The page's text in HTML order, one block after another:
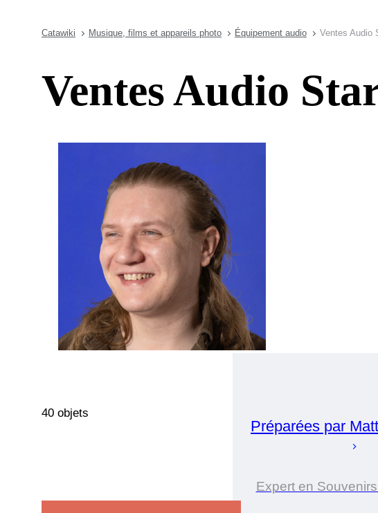
Catawiki Musique, films et appareils photo Équipement audio Ventes Audio
Ventes Audio
Préparées par
Expert en
40 objets